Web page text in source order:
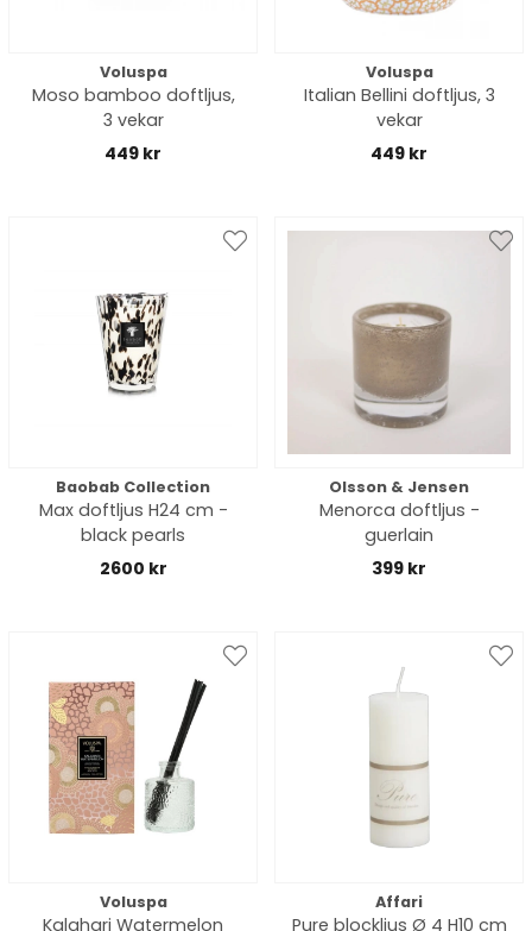
Voluspa
Moso bamboo doftljus,
3 vekar
449 kr
Voluspa
Italian Bellini doftljus, 3
vekar
449 kr
Baobab Collection
Max doftljus H24 cm -
black pearls
2600 kr
Olsson & Jensen
Menorca doftljus -
guerlain
399 kr
Voluspa
Kalahari Watermelon
Affari
Pure blockljus Ø 4 H10 cm